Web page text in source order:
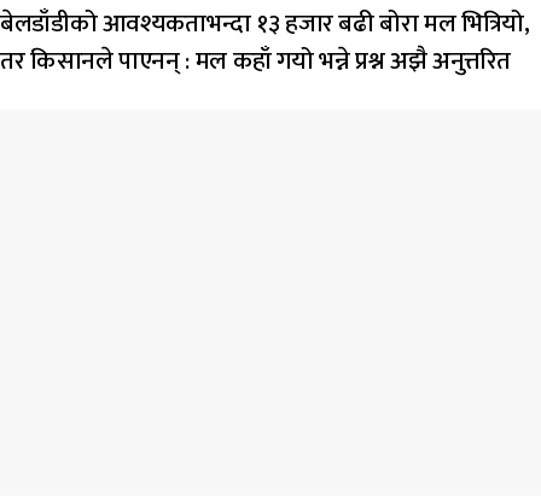
बेलडाँडीको आवश्यकताभन्दा १३ हजार बढी बोरा मल भित्रियो,
तर किसानले पाएनन् : मल कहाँ गयो भन्ने प्रश्न अझै अनुत्तरित